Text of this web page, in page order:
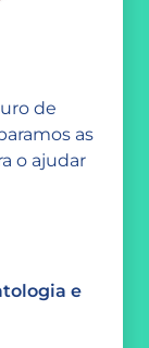
de
as
o ajudar
e